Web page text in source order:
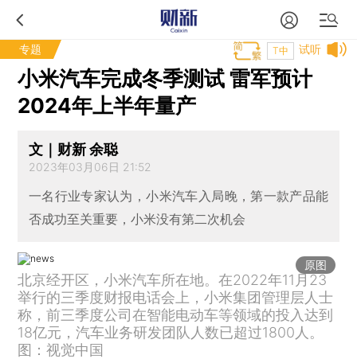
专题 试听
T中
小米汽车完成冬季测试 雷军预计
2024年上半年量产
文｜财新 余聪
2023年03月06日 21:52
一名行业专家认为，小米汽车入局晚，第一款产品能
否成功至关重要，小米没有第二次机会
原图
北京经开区，小米汽车所在地。在2022年11月23
举行的三季度财报电话会上，小米集团管理层人士
称，前三季度公司在智能电动车等领域的投入达到
18亿元，汽车业务研发团队人数已超过1800人。
图：视觉中国